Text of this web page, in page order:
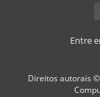
Entre
Direitos autorais ©